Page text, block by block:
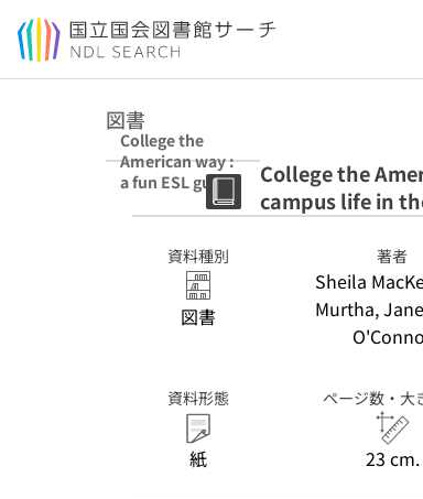
本文へ移動
図書
College the
American way :
a fun ESL guide
to language and
campus life in
the U.S.
College the
campus life in
資料種別
図書
著者
Sheila
Murtha,
資料形態
紙
ページ数・大
23 cm.